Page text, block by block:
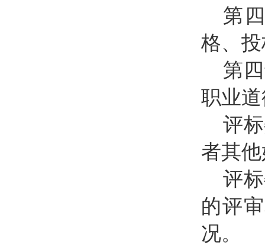
第
格、
第
职业
评
者其
评
的评
况。